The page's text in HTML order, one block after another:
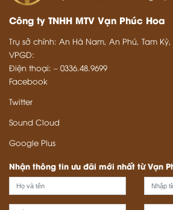
Công ty TNHH MTV Vạn Phúc Hoa
Trụ sở chính: An Hà Nam, An Phú, Tam
VPGD:
Điện thoại: – 0336.48.9699
Facebook
Twitter
Sound Cloud
Google Plus
Nhận thông tin ưu đãi mới nhất từ Vạn